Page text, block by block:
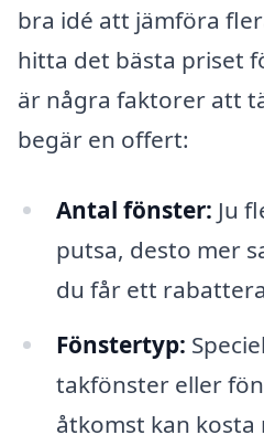
bra idé att jämföra
hitta det bästa priset
är några faktorer att
begär en offert:
Antal fönster: Ju
putsa, desto mer
du får ett
Fönstertyp:
takfönster eller
åtkomst kan